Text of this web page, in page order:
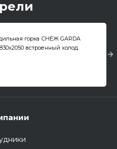
горка СНЕЖ GARDA
встроенный холод